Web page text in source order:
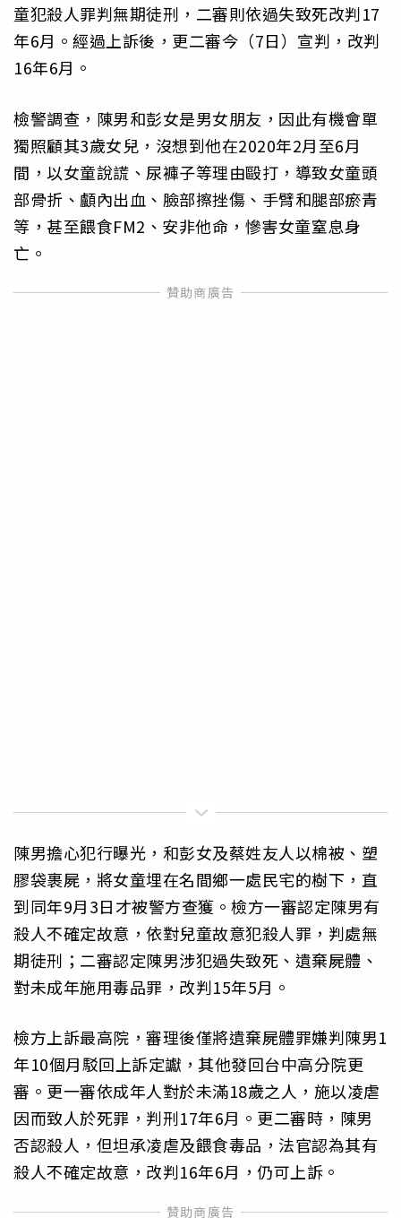
童犯殺人罪判無期徒刑，二審則依過失致死改判17
年6月。經過上訴後，更二審今（7日）宣判，改判
16年6月。
檢警調查，陳男和彭女是男女朋友，因此有機會單
獨照顧其3歲女兒，沒想到他在2020年2月至6月
間，以女童說謊、尿褲子等理由毆打，導致女童頭
部骨折、顱內出血、臉部擦挫傷、手臂和腿部瘀青
等，甚至餵食FM2、安非他命，慘害女童窒息身
亡。
陳男擔心犯行曝光，和彭女及蔡姓友人以棉被、塑
膠袋裹屍，將女童埋在名間鄉一處民宅的樹下，直
到同年9月3日才被警方查獲。檢方一審認定陳男有
殺人不確定故意，依對兒童故意犯殺人罪，判處無
期徒刑；二審認定陳男涉犯過失致死、遺棄屍體、
對未成年施用毒品罪，改判15年5月。
檢方上訴最高院，審理後僅將遺棄屍體罪嫌判陳男1
年10個月駁回上訴定讞，其他發回台中高分院更
審。更一審依成年人對於未滿18歲之人，施以凌虐
因而致人於死罪，判刑17年6月。更二審時，陳男
否認殺人，但坦承凌虐及餵食毒品，法官認為其有
殺人不確定故意，改判16年6月，仍可上訴。